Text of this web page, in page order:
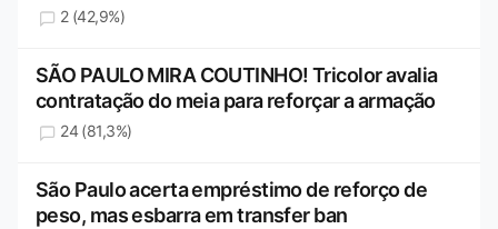
2 (42,9%)
SÃO PAULO MIRA COUTINHO! Tricolor avalia
contratação do meia para reforçar a armação
24 (81,3%)
São Paulo acerta empréstimo de reforço de
peso, mas esbarra em transfer ban